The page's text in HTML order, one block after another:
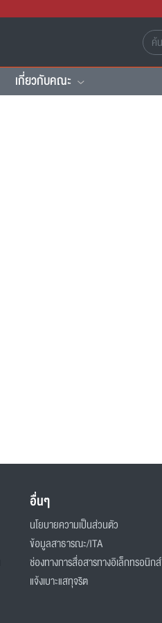
เกี่ยวกับคณะ
อื่นๆ
นโยบายความเป็นส่วนตัว
ข้อมูลสาธารณะ/ITA
ช่องทางการสื่อสารทางอิเล็กทรอนิกส์
แจ้งเบาะแสทุจริต